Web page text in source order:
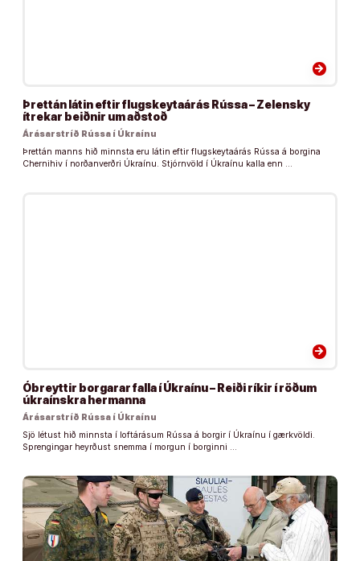
arrow_forward
Þrettán látin eftir flugskeytaárás Rússa – Zelensky
ítrekar beiðnir um aðstoð
Árásarstríð Rússa í Úkraínu
Þrettán manns hið minnsta eru látin eftir flugskeytaárás Rússa á borgina
Chernihiv í norðanverðri Úkraínu. Stjórnvöld í Úkraínu kalla enn …
arrow_forward
Óbreyttir borgarar falla í Úkraínu – Reiði ríkir í röðum
úkraínskra hermanna
Árásarstríð Rússa í Úkraínu
Sjö létust hið minnsta í loftárásum Rússa á borgir í Úkraínu í gærkvöldi.
Sprengingar heyrðust snemma í morgun í borginni …